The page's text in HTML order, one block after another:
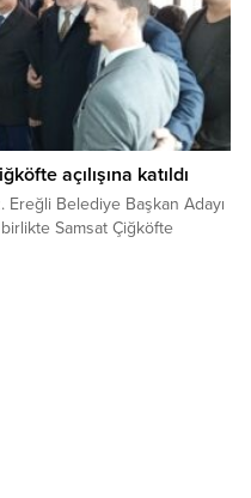
açılışına katıldı
Ereğli Belediye Başkan Adayı
Samsat Çiğköfte